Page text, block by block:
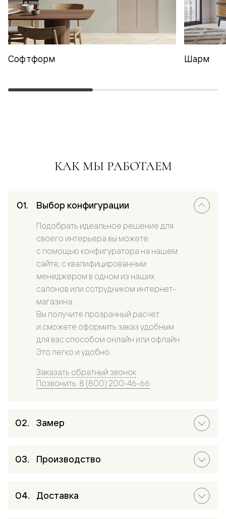
Софтформ Шарм
КАК МЫ РАБОТАЕМ
Выбор конфигурации
Подобрать идеальное решение для
своего интерьера вы можете
с помощью конфигуратора на нашем
сайте, с квалифицированным
менеджером в одном из наших
салонов или сотрудником интернет-
магазина.
Вы получите прозрачный расчет
и сможете оформить заказ удобным
для вас способом онлайн или офлайн.
Это легко и удобно.
Заказать обратный звонок
Позвонить: 8 (800) 200-46-66
Замер
Производство
Доставка